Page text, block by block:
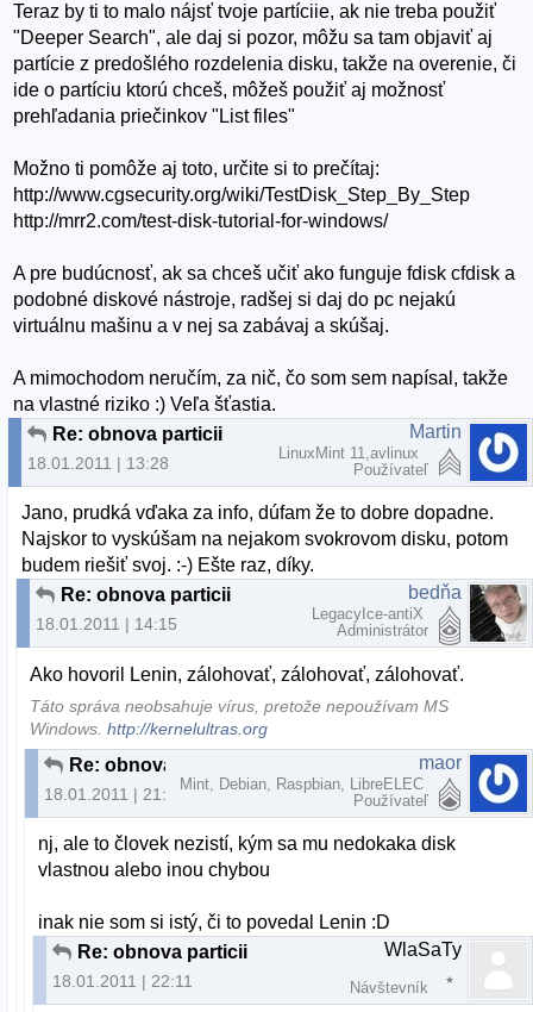
Teraz by ti to malo nájsť tvoje partíciie, ak nie treba použiť
"Deeper Search", ale daj si pozor, môžu sa tam objaviť aj
partície z predošlého rozdelenia disku, takže na overenie, či
ide o partíciu ktorú chceš, môžeš použiť aj možnosť
prehľadania priečinkov "List files"
Možno ti pomôže aj toto, určite si to prečítaj:
http://www.cgsecurity.org/wiki/TestDisk_Step_By_Step
http://mrr2.com/test-disk-tutorial-for-windows/
A pre budúcnosť, ak sa chceš učiť ako funguje fdisk cfdisk a
podobné diskové nástroje, radšej si daj do pc nejakú
virtuálnu mašinu a v nej sa zabávaj a skúšaj.
A mimochodom neručím, za nič, čo som sem napísal, takže
na vlastné riziko :) Veľa šťastia.
Re: obnova particii
18.01.2011 | 13:28
Martin
LinuxMint 11,avlinux
Používateľ
Jano, prudká vďaka za info, dúfam že to dobre dopadne.
Najskor to vyskúšam na nejakom svokrovom disku, potom
budem riešiť svoj. :-) Ešte raz, díky.
Re: obnova particii
18.01.2011 | 14:15
bedňa
LegacyIce-antiX
Administrátor
Ako hovoril Lenin, zálohovať, zálohovať, zálohovať.
Táto správa neobsahuje vírus, pretože nepoužívam MS
Windows.http://kernelultras.org
Re: obnova particii
18.01.2011 | 21:10
maor
Mint, Debian, Raspbian, LibreELEC
Používateľ
nj, ale to človek nezistí, kým sa mu nedokaka disk
vlastnou alebo inou chybou
inak nie som si istý, či to povedal Lenin :D
Re: obnova particii
18.01.2011 | 22:11
WlaSaTy
Návštevník